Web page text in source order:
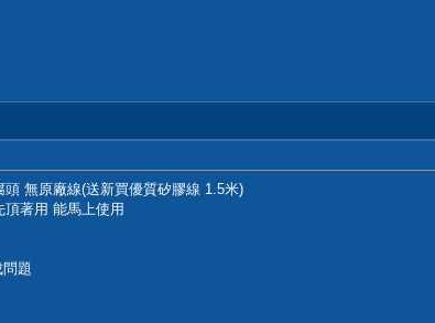
無原廠線(送新買優質矽膠線 1.5米)
著用 能馬上使用
題